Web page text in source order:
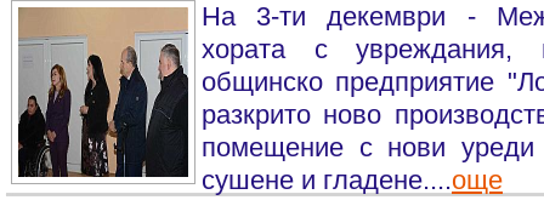
На 3-ти декември -
хората с увреждания,
общинско предприятие
разкрито ново
помещение с нови
сушене и гладене....още